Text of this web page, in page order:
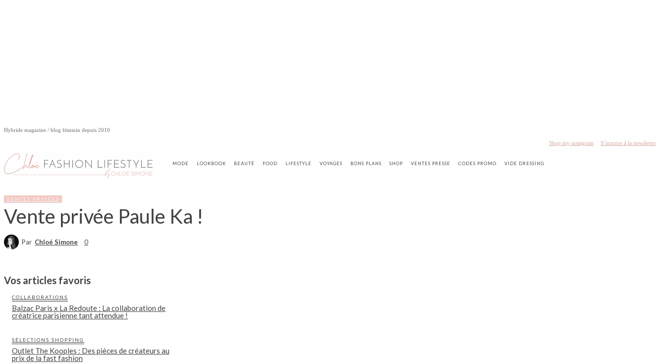
Hybride magazine / blog féminin depuis 2010
Shop my instagram S’inscrire à la newsletter
MODE LOOKBOOK BEAUTÉ FOOD LIFESTYLE VOYAGES BONS PLANS SHOP VENTES PRESSE CODES PROMO VIDE DRESSING
VENTES PRIVÉES
Vente privée Paule Ka !
Par Chloé Simone 0
Vos articles favoris
COLLABORATIONS
Balzac Paris x La Redoute : La collaboration de
créatrice parisienne tant attendue !
SÉLECTIONS SHOPPING
Outlet The Kooples : Des pièces de créateurs au
prix de la fast fashion